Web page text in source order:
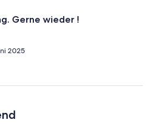
Gerne wieder !
2025